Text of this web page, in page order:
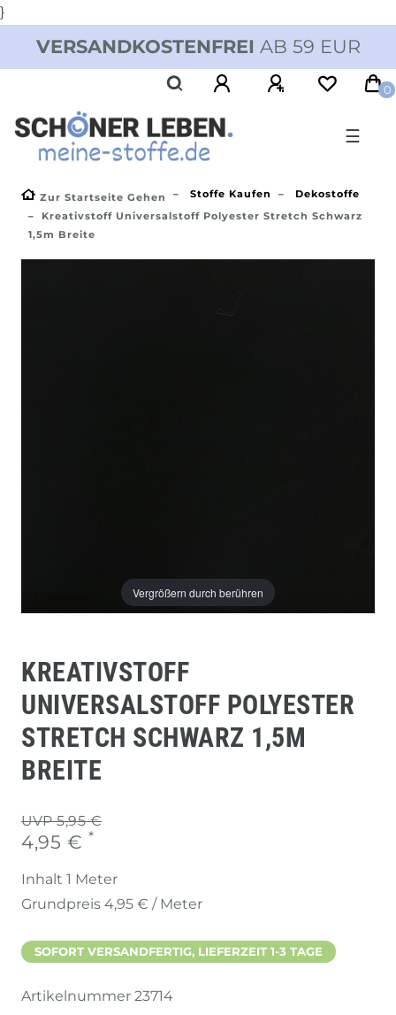
}
VERSANDKOSTENFREI AB 59 EUR
0
☰
Zur Startseite Gehen Stoffe Kaufen
Dekostoffe
Kreativstoff Universalstoff Polyester Stretch Schwarz
1,5m Breite
Vergrößern durch berühren
KREATIVSTOFF
UNIVERSALSTOFF POLYESTER
STRETCH SCHWARZ 1,5M
BREITE
UVP 5,95 €
4,95 € *
Inhalt 1 Meter
Grundpreis 4,95 € / Meter
SOFORT VERSANDFERTIG, LIEFERZEIT 1-3 TAGE
Artikelnummer 23714